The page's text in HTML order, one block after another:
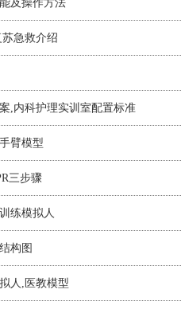
及操作方法
急救介绍
,内科护理实训室配置标准
臂模型
三步骤
练模拟人
构图
人,医教模型